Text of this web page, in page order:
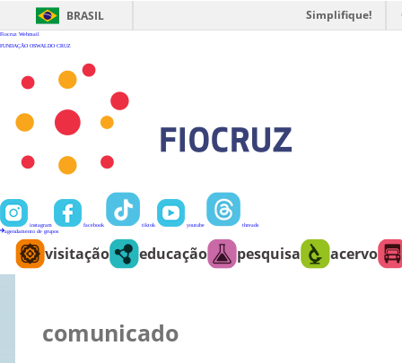
BRASIL Simplifique!
Fiocruz Webmail
FUNDAÇÃO OSWALDO CRUZ
instagram facebook tiktok youtube
threads
agendamento de grupos
visitação educação pesquisa acervo
comunicado